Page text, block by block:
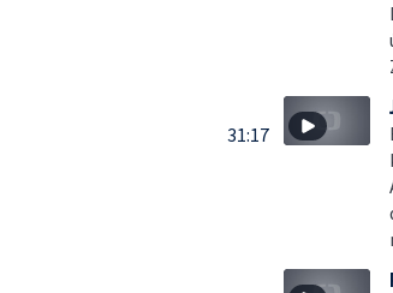
31:17